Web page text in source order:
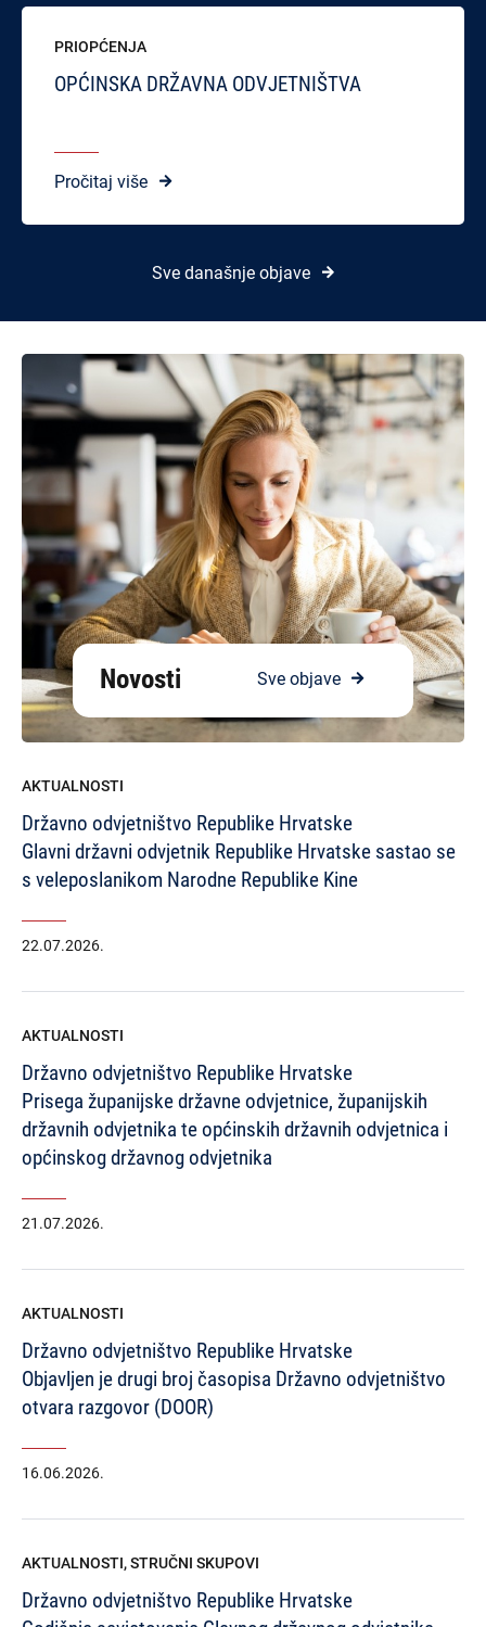
Sve današnje objave
PRIOPĆENJA
OPĆINSKA DRŽAVNA ODVJETNIŠTVA
Pročitaj više
Novosti Sve objave
AKTUALNOSTI
Državno odvjetništvo Republike Hrvatske
Glavni državni odvjetnik Republike Hrvatske sastao se
s veleposlanikom Narodne Republike Kine
22.07.2026.
AKTUALNOSTI
Državno odvjetništvo Republike Hrvatske
Prisega županijske državne odvjetnice, županijskih
državnih odvjetnika te općinskih državnih odvjetnica i
općinskog državnog odvjetnika
21.07.2026.
AKTUALNOSTI
Državno odvjetništvo Republike Hrvatske
Objavljen je drugi broj časopisa Državno odvjetništvo
otvara razgovor (DOOR)
16.06.2026.
AKTUALNOSTI,STRUČNI SKUPOVI
Državno odvjetništvo Republike Hrvatske